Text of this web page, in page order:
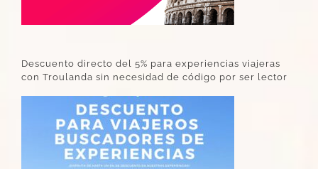
Descuento directo del 5% para experiencias viajeras
con Troulanda sin necesidad de código por ser lector